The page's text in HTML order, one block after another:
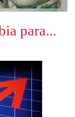
para...